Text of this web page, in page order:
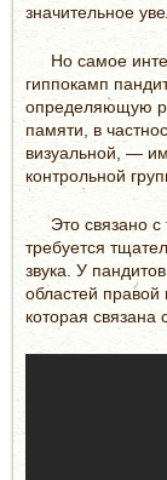
значительное
Но самое
гиппокамп
определяющую
памяти, в
визуальной, —
контрольной
Это связано
требуется
звука. У
областей правой
которая связана